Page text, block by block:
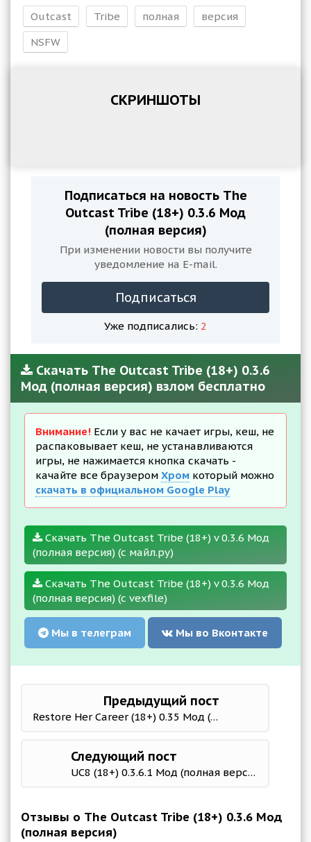
Outcast Tribe полная
версия
NSFW
СКРИНШОТЫ
Подписаться на новость The
Outcast Tribe (18+) 0.3.6 Мод
(полная версия)
При изменении новости вы получите
уведомление на E-mail.
Подписаться
Уже подписались: 2
Скачать The Outcast Tribe (18+) 0.3.6
Мод (полная версия) взлом бесплатно
Внимание! Если у вас не качает игры, кеш, не
распаковывает кеш, не устанавливаются
игры, не нажимается кнопка скачать -
качайте все браузером Хром который можно
скачать в официальном Google Play
Скачать The Outcast Tribe (18+) v 0.3.6 Мод
(полная версия) (с майл.ру)
Скачать The Outcast Tribe (18+) v 0.3.6 Мод
(полная версия) (с vexfile)
Мы в телеграм Мы во Вконтакте
Предыдущий пост
Restore Her Career (18+) 0.35 Мод (полная версия)
Следующий пост
UC8 (18+) 0.3.6.1 Мод (полная версия)
Отзывы о The Outcast Tribe (18+) 0.3.6 Мод
(полная версия)